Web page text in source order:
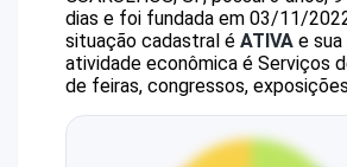
dias e foi fundada em 03/11/
situação cadastral é ATIVA e
atividade econômica é Serviços
de feiras, congressos,